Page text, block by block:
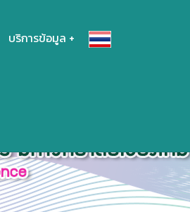
บริการข้อมูล